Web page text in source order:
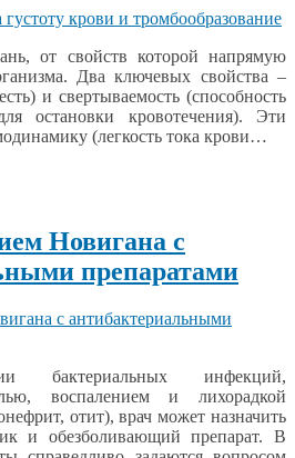
от свойств которой напрямую
Два ключевых свойства –
и свертываемость (способность
остановки кровотечения). Эти
(легкость тока крови…
Новигана с
препаратами
бактериальных инфекций,
воспалением и лихорадкой
отит), врач может назначить
и обезболивающий препарат. В